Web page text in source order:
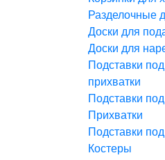
Разделочные
Доски для
Доски для
Подставки
прихватки
Подставки
Прихватки
Подставки
Костеры